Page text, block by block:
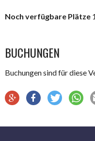
Noch verfügbare Plätze
BUCHUNGEN
Buchungen sind für diese